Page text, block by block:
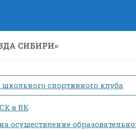
СИБИРИ»
спортивного клуба
в ВК
осуществление